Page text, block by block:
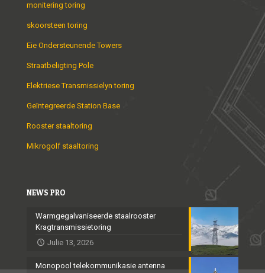
monitering toring
skoorsteen toring
Eie Ondersteunende Towers
Straatbeligting Pole
Elektriese Transmissielyn toring
Geïntegreerde Station Base
Rooster staaltoring
Mikrogolf staaltoring
NEWS PRO
Warmgegalvaniseerde staalrooster
Kragtransmissietoring
Julie 13, 2026
Monopool telekommunikasie antenna